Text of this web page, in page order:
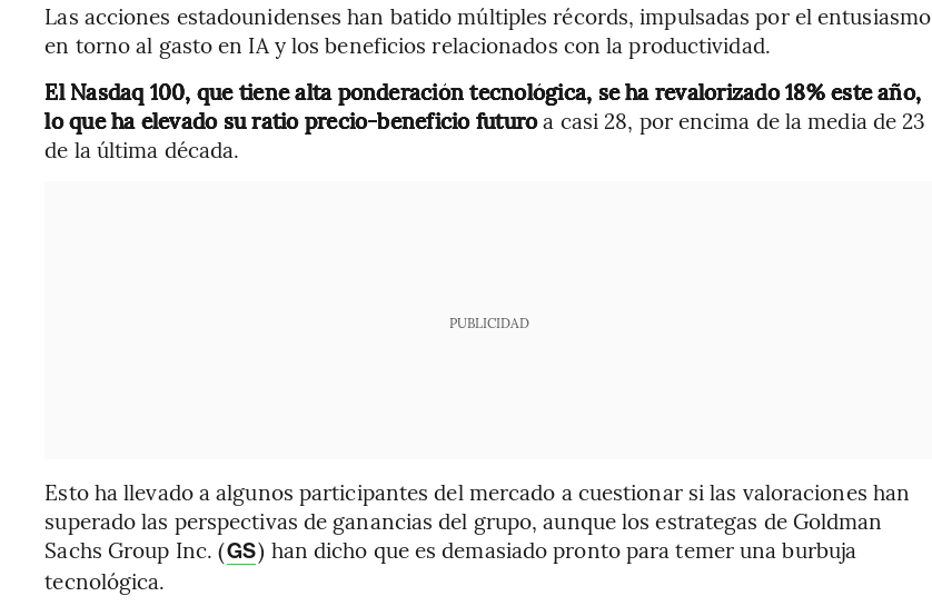
Las acciones estadounidenses han batido múltiples récords, impulsadas por el entusiasmo
en torno al gasto en IA y los beneficios relacionados con la productividad.
El Nasdaq 100, que tiene alta ponderación tecnológica, se ha revalorizado 18% este año,
lo que ha elevado su ratio precio-beneficio futuroa casi 28, por encima de la media de 23
de la última década.
PUBLICIDAD
Esto ha llevado a algunos participantes del mercado a cuestionar si las valoraciones han
superado las perspectivas de ganancias del grupo, aunque los estrategas de Goldman
Sachs Group Inc. (GS) han dicho que es demasiado pronto para temer una burbuja
tecnológica.